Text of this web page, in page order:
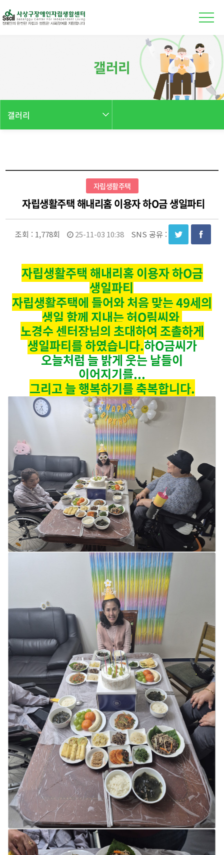
갤러리
갤러리
자립생활주택
자립생활주택 해내리홈 이용자 하O금 생일파티
조회 : 1,778회 25-11-03 10:38 SNS 공유 :
자립생활주택 해내리홈 이용자 하O금
생일파티
자립생활주택에 들어와 처음 맞는 49세의
생일 함께 지내는 허O림씨와
노경수 센터장님의 초대하여 조촐하게
생일파티를 하였습니다.하O금씨가
오늘처럼 늘 밝게 웃는 날들이
이어지기를...
그리고 늘 행복하기를 축복합니다.